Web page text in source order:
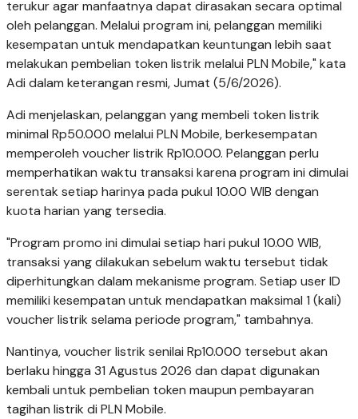
terukur agar manfaatnya dapat dirasakan secara optimal
oleh pelanggan. Melalui program ini, pelanggan memiliki
kesempatan untuk mendapatkan keuntungan lebih saat
melakukan pembelian token listrik melalui PLN Mobile," kata
Adi dalam keterangan resmi, Jumat (5/6/2026).
Adi menjelaskan, pelanggan yang membeli token listrik
minimal Rp50.000 melalui PLN Mobile, berkesempatan
memperoleh voucher listrik Rp10.000. Pelanggan perlu
memperhatikan waktu transaksi karena program ini dimulai
serentak setiap harinya pada pukul 10.00 WIB dengan
kuota harian yang tersedia.
"Program promo ini dimulai setiap hari pukul 10.00 WIB,
transaksi yang dilakukan sebelum waktu tersebut tidak
diperhitungkan dalam mekanisme program. Setiap user ID
memiliki kesempatan untuk mendapatkan maksimal 1 (kali)
voucher listrik selama periode program," tambahnya.
Nantinya, voucher listrik senilai Rp10.000 tersebut akan
berlaku hingga 31 Agustus 2026 dan dapat digunakan
kembali untuk pembelian token maupun pembayaran
tagihan listrik di PLN Mobile.